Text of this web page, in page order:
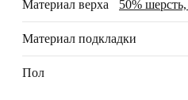
Материал верха 50%
Материал подкладки
Пол